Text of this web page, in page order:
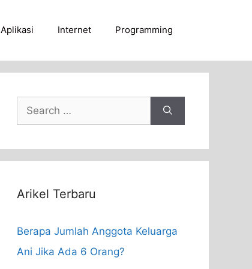
Aplikasi Internet Programming
Search
for:
Arikel Terbaru
Berapa Jumlah Anggota Keluarga
Ani Jika Ada 6 Orang?